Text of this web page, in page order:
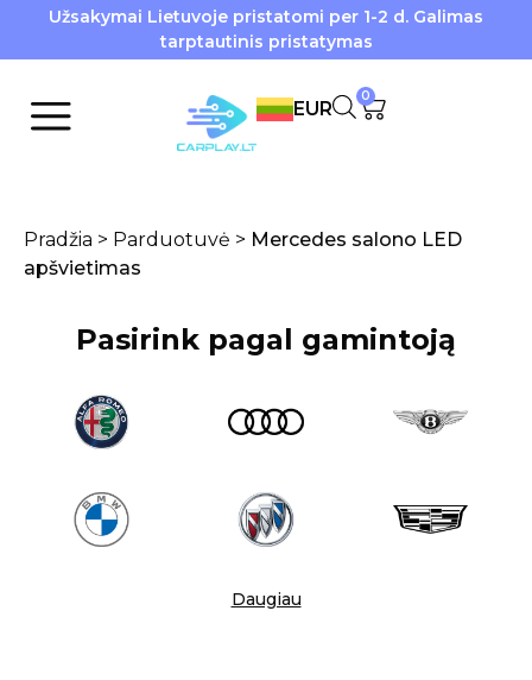
Užsakymai Lietuvoje pristatomi per 1-2 d. Galimas
tarptautinis pristatymas
EUR
0
Pradžia > Parduotuvė > Mercedes salono LED
apšvietimas
Pasirink pagal gamintoją
Daugiau